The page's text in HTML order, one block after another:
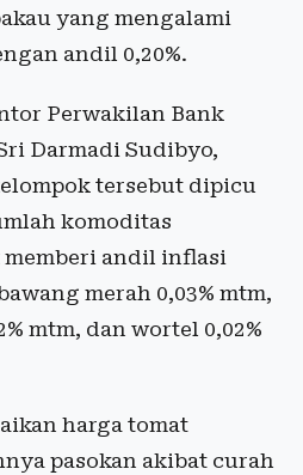
yang mengalami
andil 0,20%.
Perwakilan Bank
Darmadi Sudibyo,
tersebut dipicu
komoditas
andil inflasi
merah 0,03% mtm,
mtm, dan wortel 0,02%
harga tomat
pasokan akibat curah